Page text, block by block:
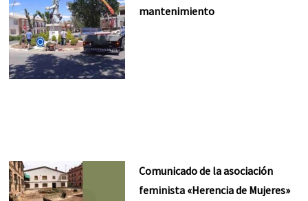
mantenimiento
Comunicado de la asociación
feminista «Herencia de Mujeres»